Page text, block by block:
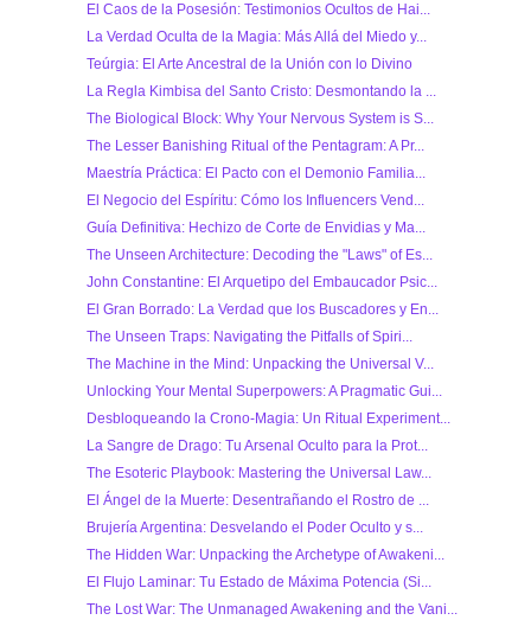
El Caos de la Posesión: Testimonios Ocultos de Hai...
La Verdad Oculta de la Magia: Más Allá del Miedo y...
Teúrgia: El Arte Ancestral de la Unión con lo Divino
La Regla Kimbisa del Santo Cristo: Desmontando la ...
The Biological Block: Why Your Nervous System is S...
The Lesser Banishing Ritual of the Pentagram: A Pr...
Maestría Práctica: El Pacto con el Demonio Familia...
El Negocio del Espíritu: Cómo los Influencers Vend...
Guía Definitiva: Hechizo de Corte de Envidias y Ma...
The Unseen Architecture: Decoding the "Laws" of Es...
John Constantine: El Arquetipo del Embaucador Psic...
El Gran Borrado: La Verdad que los Buscadores y En...
The Unseen Traps: Navigating the Pitfalls of Spiri...
The Machine in the Mind: Unpacking the Universal V...
Unlocking Your Mental Superpowers: A Pragmatic Gui...
Desbloqueando la Crono-Magia: Un Ritual Experiment...
La Sangre de Drago: Tu Arsenal Oculto para la Prot...
The Esoteric Playbook: Mastering the Universal Law...
El Ángel de la Muerte: Desentrañando el Rostro de ...
Brujería Argentina: Desvelando el Poder Oculto y s...
The Hidden War: Unpacking the Archetype of Awakeni...
El Flujo Laminar: Tu Estado de Máxima Potencia (Si...
The Lost War: The Unmanaged Awakening and the Vani...